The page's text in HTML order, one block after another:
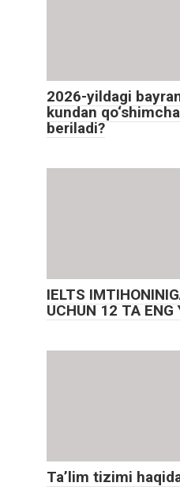
2026-yildagi
kundan
beriladi?
IELTS
UCHUN 12 TA ENG
Ta’lim tizimi